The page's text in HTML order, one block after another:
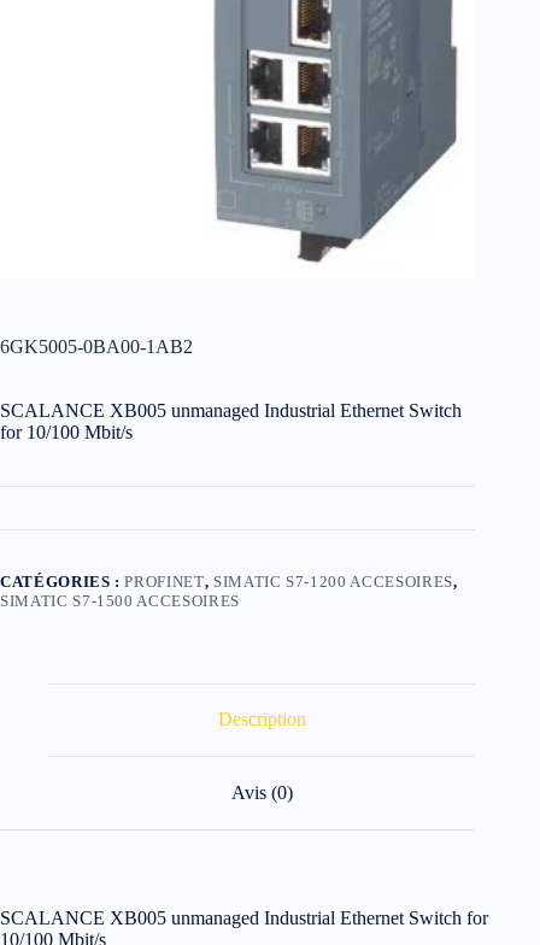
6GK5005-0BA00-1AB2
SCALANCE XB005 unmanaged Industrial Ethernet Switch
for 10/100 Mbit/s
CATÉGORIES :PROFINET, SIMATIC S7-1200 ACCESOIRES,
SIMATIC S7-1500 ACCESOIRES
Description
Avis (0)
SCALANCE XB005 unmanaged Industrial Ethernet Switch for
10/100 Mbit/s